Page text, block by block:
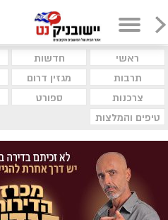
ראשי חדשות
תרבות
מגזין דרום
צרכנות
ספורט
טיפים והמלצות